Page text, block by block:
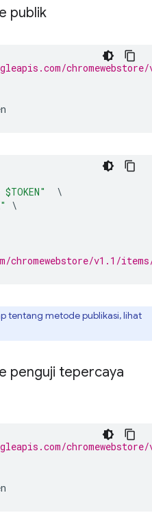
publik
\
\
chromewebstore/v1.1/
tentang metode publikasi, lihat
penguji tepercaya